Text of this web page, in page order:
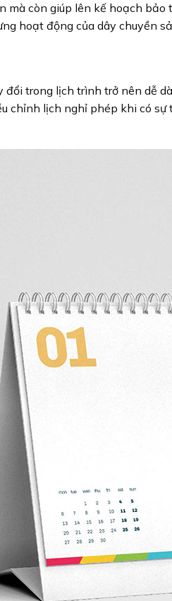
còn giúp lên kế hoạch bảo
hoạt động của dây chuyền
đổi trong lịch trình trở nên dễ
chỉnh lịch nghỉ phép khi có sự